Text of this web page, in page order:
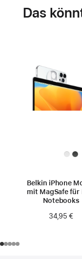
Das
Belkin iPhone
mit MagSafe für
Notebooks
34,95 €